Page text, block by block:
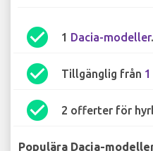
check_circle 1 Dacia-modeller.
check_circle Tillgänglig från
check_circle 2 offerter för
Populära Dacia-